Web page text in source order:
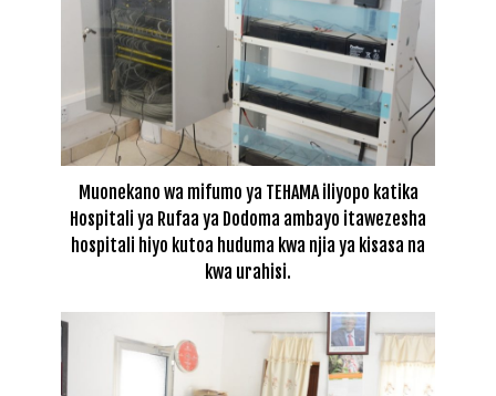
Muonekano wa mifumo ya TEHAMA iliyopo katika
Hospitali ya Rufaa ya Dodoma ambayo itawezesha
hospitali hiyo kutoa huduma kwa njia ya kisasa na
kwa urahisi.